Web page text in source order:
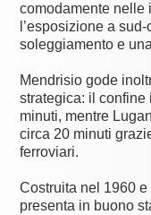
comodamente nelle
l’esposizione a
soleggiamento e
Mendrisio gode
strategica: il
minuti, mentre
circa 20 minuti
ferroviari.
Costruita nel 1960
presenta in buono